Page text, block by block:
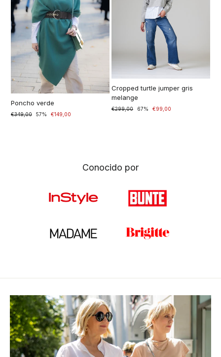
Poncho verde
Normaler
€349,00
Sonderpreis57% €149,00
Cropped turtle jumper gris
melange
Normaler
€299,00
Sonderpreis67% €99,00
Conocido por